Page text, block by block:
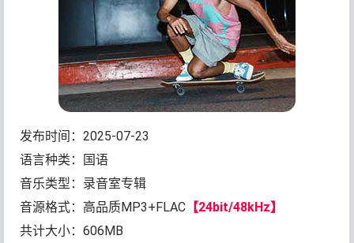
发布时间：2025-07-23
语言种类：国语
音乐类型：录音室专辑
音源格式：高品质MP3+FLAC 【24bit/48kHz】
共计大小：606MB